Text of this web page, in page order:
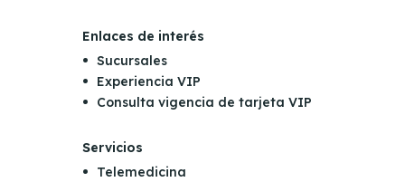
Enlaces de interés
Sucursales
Experiencia VIP
Consulta vigencia de tarjeta VIP
Servicios
Telemedicina